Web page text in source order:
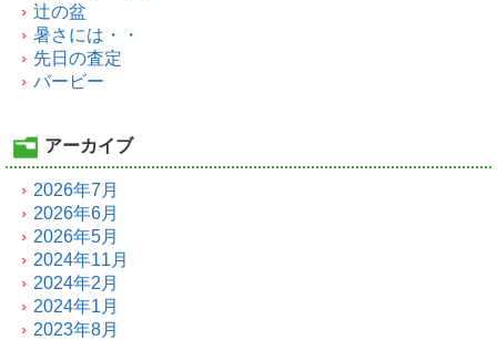
辻の盆
暑さには・・
先日の査定
バービー
アーカイブ
2026年7月
2026年6月
2026年5月
2024年11月
2024年2月
2024年1月
2023年8月